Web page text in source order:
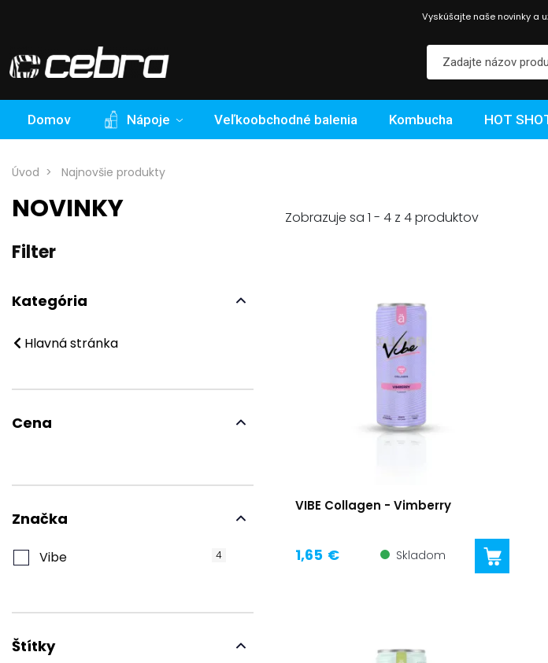
Vyskúšajte naše novinky a
Domov Nápoje Veľkoobchodné balenia Kombucha HOT
Úvod Najnovšie produkty
NOVINKY
Filter
Kategória
Hlavná stránka
Cena
Značka
Vibe 4
Štítky
Zobrazuje sa 1 - 4 z 4 produktov
VIBE Collagen - Vimberry
1,65 € Skladom